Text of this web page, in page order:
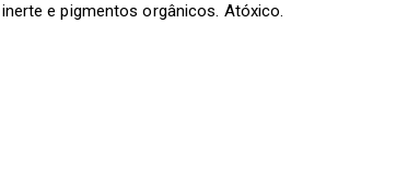
e pigmentos orgânicos. Atóxico.